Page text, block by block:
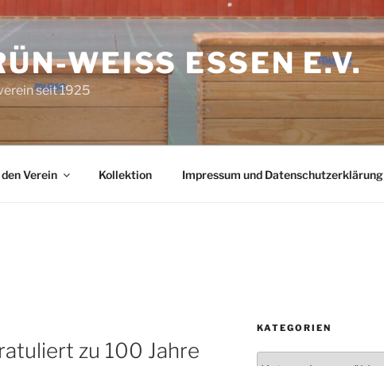
WEISS ESSEN E.V.
seit 1925
Verein Kollektion Impressum und Datenschutzerklärung
zu 100 Jahre
KATEGORIEN